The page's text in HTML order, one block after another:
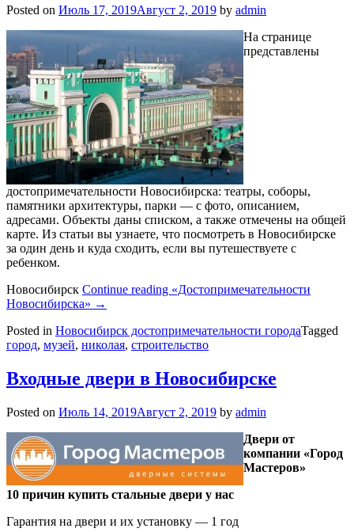
Posted on Июль 17, 2019Август 2, 2019 by admin
На странице
представлены
достопримечательности Новосибирска: театры, соборы,
памятники архитектуры, парки — с фото, описанием,
адресами. Объекты даны списком, а также отмечены на общей
карте. Из статьи вы узнаете, что посмотреть в Новосибирске
за один день и куда сходить, если вы путешествуете с
ребенком.
Новосибирск Continue reading «Достопримечательности
Новосибирска» →
Posted in Новосибирск достопримечательности городаTagged
город, музей, николая, строительство
Входные двери в Новосибирске
Posted on Июль 14, 2019Август 2, 2019 by admin
Двери от
компании «Город
Мастеров»
10 причин купить стальные двери у нас
Гарантия на двери и их установку — 1 год